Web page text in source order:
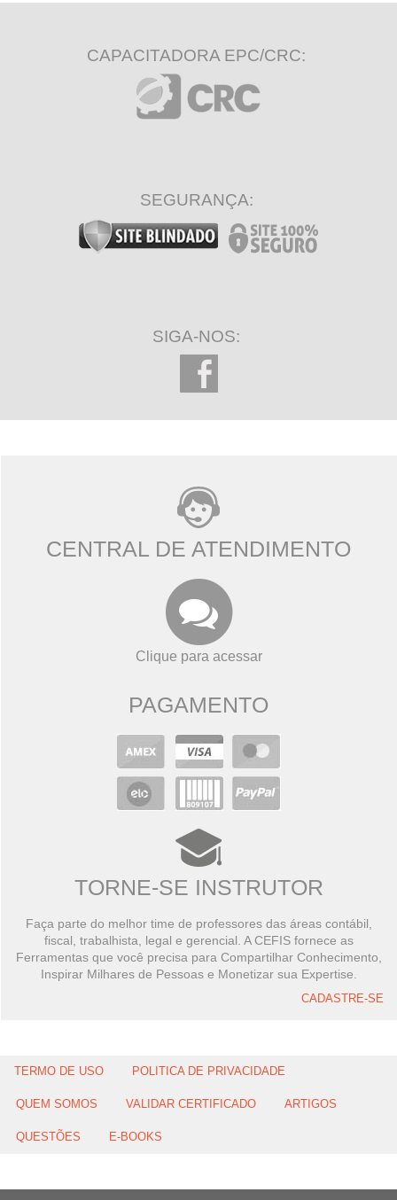
CAPACITADORA EPC/CRC:
SEGURANÇA:
SIGA-NOS:
CENTRAL DE ATENDIMENTO
Clique para acessar
PAGAMENTO
TORNE-SE INSTRUTOR
Faça parte do melhor time de professores das áreas contábil,
fiscal, trabalhista, legal e gerencial. A CEFIS fornece as
Ferramentas que você precisa para Compartilhar Conhecimento,
Inspirar Milhares de Pessoas e Monetizar sua Expertise.
CADASTRE-SE
TERMO DE USO POLITICA DE PRIVACIDADE
QUEM SOMOS VALIDAR CERTIFICADO ARTIGOS
QUESTÕES E-BOOKS